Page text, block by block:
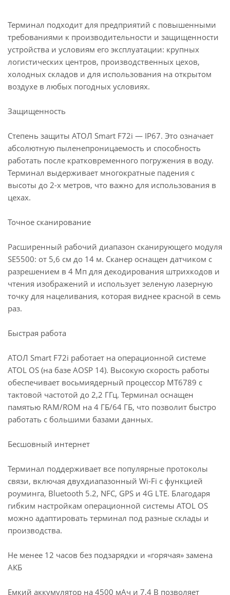
Терминал подходит для предприятий с повышенными
требованиями к производительности и защищенности
устройства и условиям его эксплуатации: крупных
логистических центров, производственных цехов,
холодных складов и для использования на открытом
воздухе в любых погодных условиях.
Защищенность
Степень защиты АТОЛ Smart F72i — IP67. Это означает
абсолютную пыленепроницаемость и способность
работать после кратковременного погружения в воду.
Терминал выдерживает многократные падения с
высоты до 2-х метров, что важно для использования в
цехах.
Точное сканирование
Расширенный рабочий диапазон сканирующего модуля
SE5500: от 5,6 см до 14 м. Сканер оснащен датчиком с
разрешением в 4 Мп для декодирования штрихкодов и
чтения изображений и использует зеленую лазерную
точку для нацеливания, которая виднее красной в семь
раз.
Быстрая работа
АТОЛ Smart F72i работает на операционной системе
ATOL OS (на базе AOSP 14). Высокую скорость работы
обеспечивает восьмиядерный процессор MT6789 с
тактовой частотой до 2,2 ГГц. Терминал оснащен
памятью RAM/ROM на 4 ГБ/64 ГБ, что позволит быстро
работать с большими базами данных.
Бесшовный интернет
Терминал поддерживает все популярные протоколы
связи, включая двухдиапазонный Wi-Fi с функцией
роуминга, Bluetooth 5.2, NFC, GPS и 4G LTE. Благодаря
гибким настройкам операционной системы ATOL OS
можно адаптировать терминал под разные склады и
производства.
Не менее 12 часов без подзарядки и «горячая» замена
АКБ
Емкий аккумулятор на 4500 мАч и 7,4 В позволяет